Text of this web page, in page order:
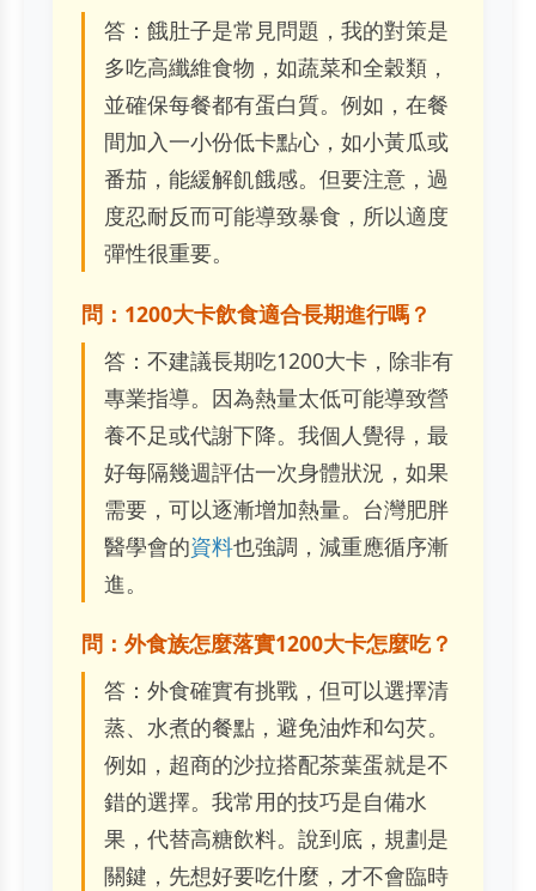
答：餓肚子是常見問題，我的對策是
多吃高纖維食物，如蔬菜和全穀類，
並確保每餐都有蛋白質。例如，在餐
間加入一小份低卡點心，如小黃瓜或
番茄，能緩解飢餓感。但要注意，過
度忍耐反而可能導致暴食，所以適度
彈性很重要。
問：1200大卡飲食適合長期進行嗎？
答：不建議長期吃1200大卡，除非有
專業指導。因為熱量太低可能導致營
養不足或代謝下降。我個人覺得，最
好每隔幾週評估一次身體狀況，如果
需要，可以逐漸增加熱量。台灣肥胖
醫學會的資料也強調，減重應循序漸
進。
問：外食族怎麼落實1200大卡怎麼吃？
答：外食確實有挑戰，但可以選擇清
蒸、水煮的餐點，避免油炸和勾芡。
例如，超商的沙拉搭配茶葉蛋就是不
錯的選擇。我常用的技巧是自備水
果，代替高糖飲料。說到底，規劃是
關鍵，先想好要吃什麼，才不會臨時